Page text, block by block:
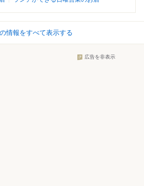
情報をすべて表示する
広告を非表示